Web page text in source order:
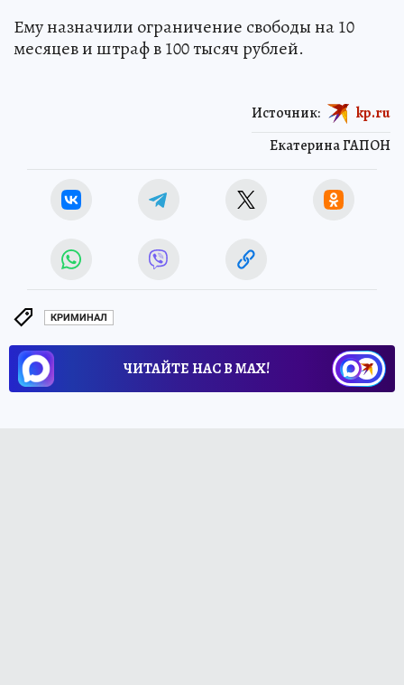
Ему назначили ограничение свободы на 10
месяцев и штраф в 100 тысяч рублей.
Екатерина ГАПОН
Источник: kp.ru
КРИМИНАЛ
ЧИТАЙТЕ НАС В МАХ!